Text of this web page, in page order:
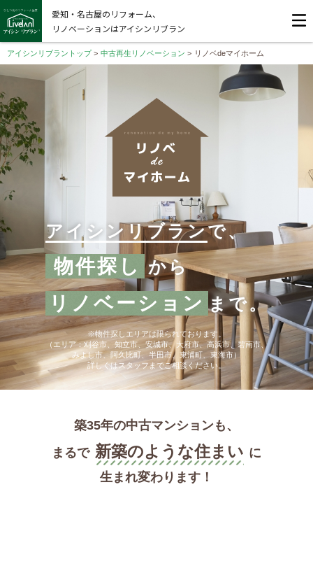
愛知・名古屋のリフォーム、
リノベーションはアイシンリブラン
アイシンリブラントップ> 中古再生リノベーション > リノベdeマイホーム
アイシンリブランで、
物件探し から
リノベーション まで。
※物件探しエリアは限られております。
（エリア：刈谷市、知立市、安城市、大府市、高浜市、碧南市、
みよし市、阿久比町、半田市、東浦町、東海市）
詳しくはスタッフまでご相談ください。
築35年の中古マンションも、
まるで 新築のような住まい に
生まれ変わります！